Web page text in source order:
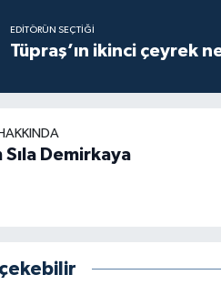
EDITÖRÜN SEÇTIĞI
Tüpraş’ın ikinci çeyrek
Sıla Demirkaya